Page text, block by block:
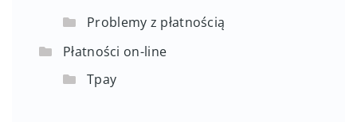
Problemy z płatnością
Płatności on-line
Tpay